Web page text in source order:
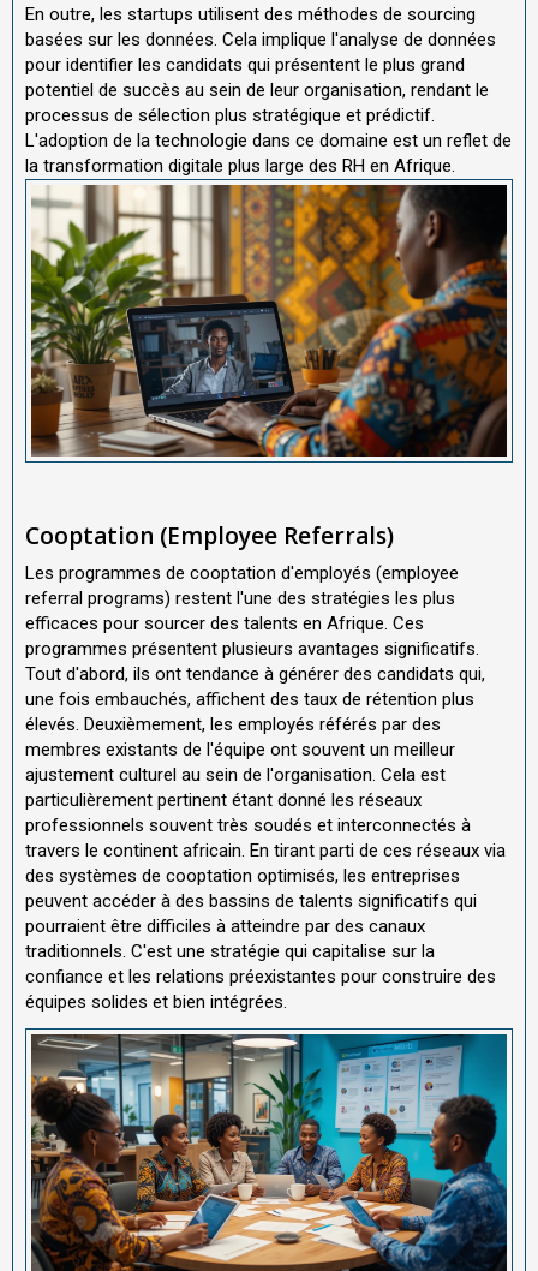
En outre, les startups utilisent des méthodes de sourcing
basées sur les données. Cela implique l'analyse de données
pour identifier les candidats qui présentent le plus grand
potentiel de succès au sein de leur organisation, rendant le
processus de sélection plus stratégique et prédictif.
L'adoption de la technologie dans ce domaine est un reflet de
la transformation digitale plus large des RH en Afrique.
Cooptation (Employee Referrals)
Les programmes de cooptation d'employés (employee
referral programs) restent l'une des stratégies les plus
efficaces pour sourcer des talents en Afrique. Ces
programmes présentent plusieurs avantages significatifs.
Tout d'abord, ils ont tendance à générer des candidats qui,
une fois embauchés, affichent des taux de rétention plus
élevés. Deuxièmement, les employés référés par des
membres existants de l'équipe ont souvent un meilleur
ajustement culturel au sein de l'organisation. Cela est
particulièrement pertinent étant donné les réseaux
professionnels souvent très soudés et interconnectés à
travers le continent africain. En tirant parti de ces réseaux via
des systèmes de cooptation optimisés, les entreprises
peuvent accéder à des bassins de talents significatifs qui
pourraient être difficiles à atteindre par des canaux
traditionnels. C'est une stratégie qui capitalise sur la
confiance et les relations préexistantes pour construire des
équipes solides et bien intégrées.